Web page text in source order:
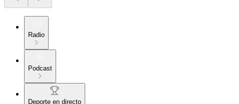
Radio
Podcast
Deporte en directo